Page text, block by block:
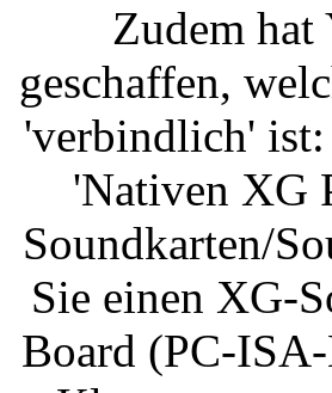
Zudem
geschaffen,
'verbindlich' ist:
'Nativen XG
Soundkarten/
Sie einen XG-
Board (PC-